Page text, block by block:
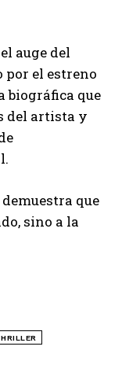
auge del
por el estreno
biográfica que
del artista y
que
sino a la